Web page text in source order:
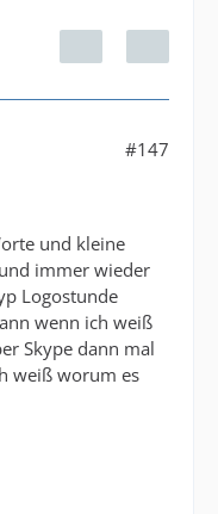
#147
und kleine
immer wieder
Logostunde
wenn ich weiß
Skype dann mal
weiß worum es